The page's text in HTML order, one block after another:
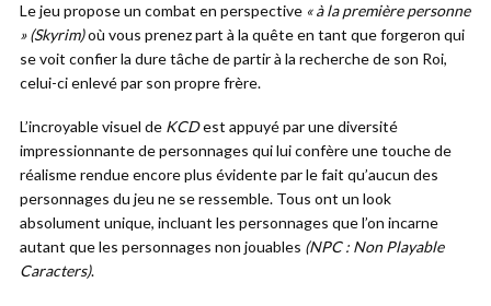
Le jeu propose un combat en perspective « à la première personne
» (Skyrim)où vous prenez part à la quête en tant que forgeron qui
se voit confier la dure tâche de partir à la recherche de son Roi,
celui-ci enlevé par son propre frère.
L’incroyable visuel de KCDest appuyé par une diversité
impressionnante de personnages qui lui confère une touche de
réalisme rendue encore plus évidente par le fait qu’aucun des
personnages du jeu ne se ressemble. Tous ont un look
absolument unique, incluant les personnages que l’on incarne
autant que les personnages non jouables (NPC : Non Playable
Caracters).